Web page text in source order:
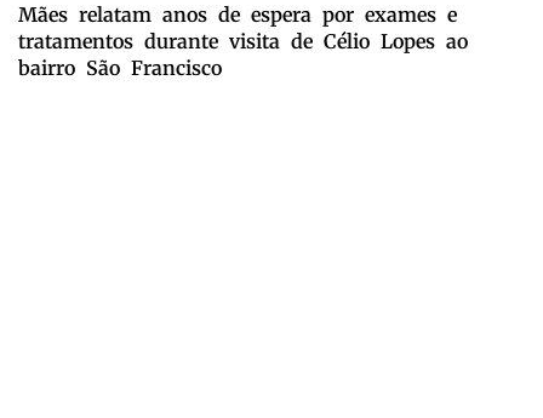
Mães relatam anos de espera por exames e
tratamentos durante visita de Célio Lopes ao
bairro São Francisco